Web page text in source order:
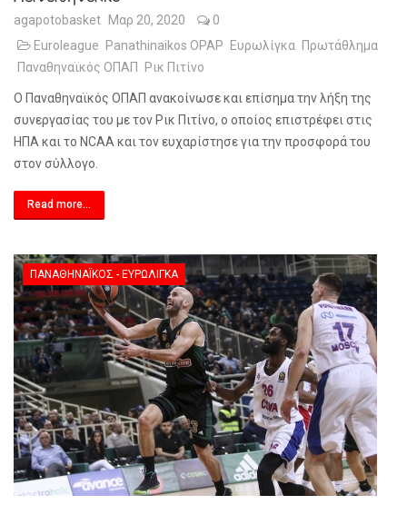
agapotobasket Μαρ 20, 2020
0
Euroleague
Panathinaikos OPAP Ευρωλίγκα
Πρωτάθλημα
Παναθηναϊκός ΟΠΑΠ
Ρικ Πιτίνο
Ο Παναθηναϊκός ΟΠΑΠ ανακοίνωσε και επίσημα την λήξη της
συνεργασίας του με τον Ρικ Πιτίνο, ο οποίος επιστρέφει στις
ΗΠΑ και το NCAA και τον ευχαρίστησε για την προσφορά του
στον σύλλογο.
Read more...
ΠΑΝΑΘΗΝΑΪΚΌΣ - ΕΥΡΩΛΊΓΚΑ